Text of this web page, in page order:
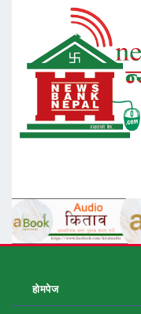
होमपेज